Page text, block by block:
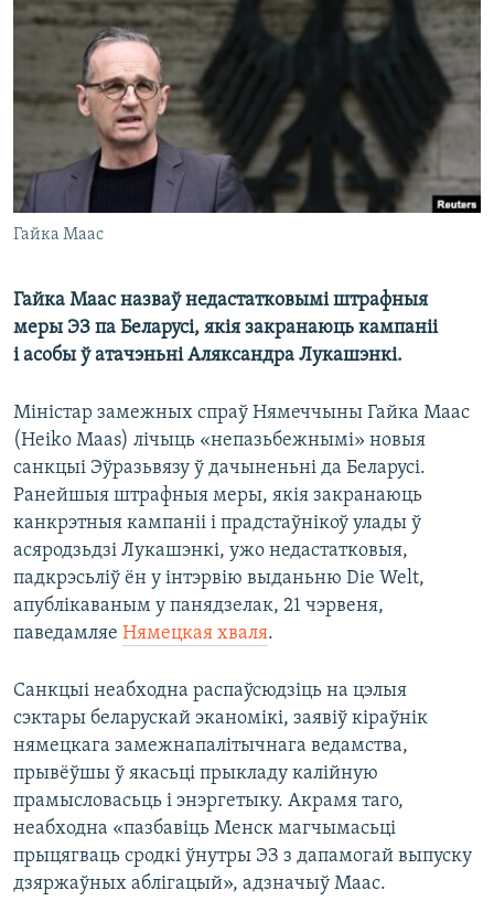
КУЛЬТУРА
КАЛЯНДАР
МОВА
НА ХВАЛЯХ СВАБОДЫ
Гайка Маас
Гайка Маас назваў недастатковымі штрафныя
меры ЭЗ па Беларусі, якія закранаюць кампаніі
і асобы ў атачэньні Аляксандра Лукашэнкі.
Міністар замежных спраў Нямеччыны Гайка Маас
(Heiko Maas) лічыць «непазьбежнымі» новыя
санкцыі Эўразьвязу ў дачыненьні да Беларусі.
Ранейшыя штрафныя меры, якія закранаюць
канкрэтныя кампаніі і прадстаўнікоў улады ў
асяродзьдзі Лукашэнкі, ужо недастатковыя,
падкрэсьліў ён у інтэрвію выданьню Die Welt,
апублікаваным у панядзелак, 21 чэрвеня,
паведамляе Нямецкая хваля.
Санкцыі неабходна распаўсюдзіць на цэлыя
сэктары беларускай эканомікі, заявіў кіраўнік
нямецкага замежнапалітычнага ведамства,
прывёўшы ў якасьці прыкладу калійную
прамысловасьць і энэргетыку. Акрамя таго,
неабходна «пазбавіць Менск магчымасьці
прыцягваць сродкі ўнутры ЭЗ з дапамогай выпуску
дзяржаўных аблігацый», адзначыў Маас.